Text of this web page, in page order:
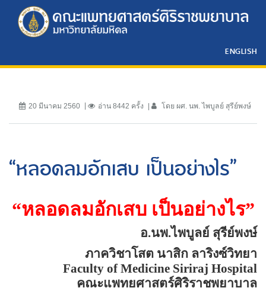
ENGLISH
20 มีนาคม 2560 อ่าน 8442 ครั้ง โดย ผศ. นพ. ไพบูลย์ สุรีย์พงษ์
“หลอดลมอักเสบ เป็นอย่างไร”
“หลอดลมอักเสบ เป็นอย่างไร”
อ.นพ.ไพบูลย์ สุรีย์พงษ์
ภาควิชาโสต นาสิก ลาริงซ์วิทยา
Faculty of Medicine Siriraj Hospital
คณะแพทยศาสตร์ศิริราชพยาบาล